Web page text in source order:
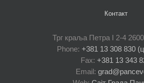
Контакт
Трг краља Петра I 2-4
Phone: +381 13 308 830
Fax: +381 13 343
Email: